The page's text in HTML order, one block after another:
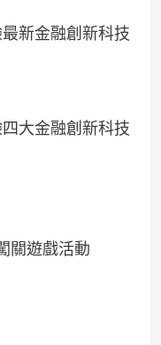
新金融創新科技
大金融創新科技
關遊戲活動